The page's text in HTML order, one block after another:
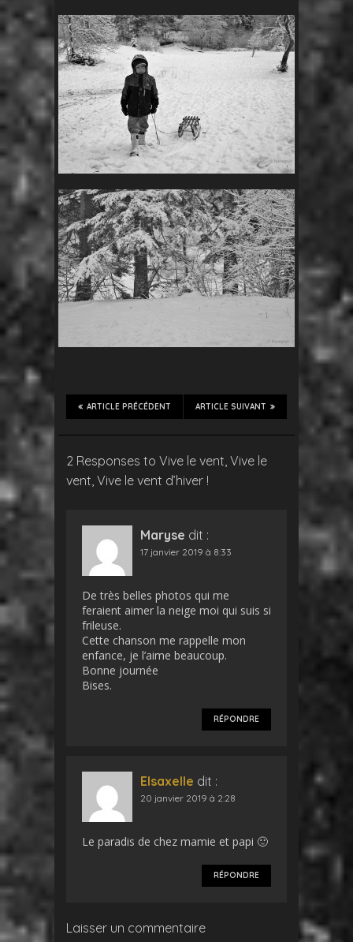
ARTICLE SUIVANT
ARTICLE PRÉCÉDENT
2 Responses to Vive le vent, Vive le
vent, Vive le vent d’hiver !
Maryse dit :
17 janvier 2019 à 8:33
De très belles photos qui me
feraient aimer la neige moi qui suis si
frileuse.
Cette chanson me rappelle mon
enfance, je l’aime beaucoup.
Bonne journée
Bises.
RÉPONDRE
Elsaxelle dit :
20 janvier 2019 à 2:28
Le paradis de chez mamie et papi 🙂
RÉPONDRE
Laisser un commentaire